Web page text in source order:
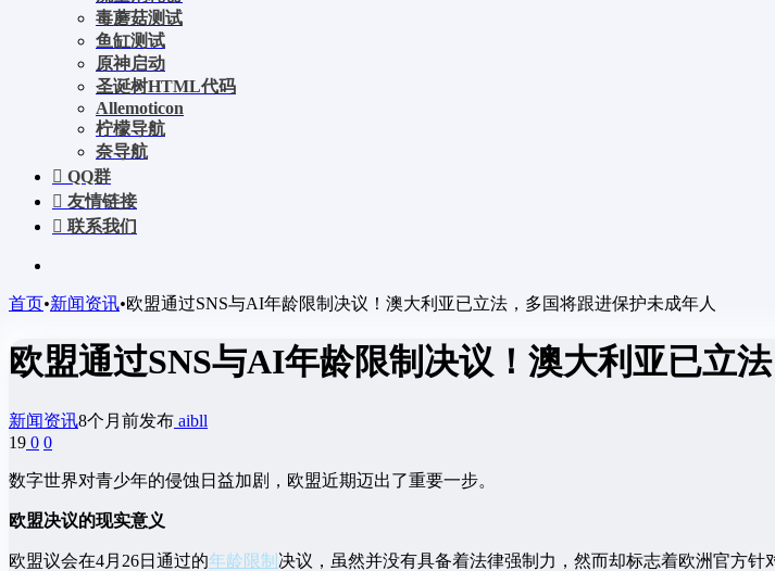
毒蘑菇测试
鱼缸测试
原神启动
圣诞树HTML代码
Allemoticon
柠檬导航
奈导航
QQ群
友情链接
联系我们
首页•新闻资讯•欧盟通过SNS与AI年龄限制决议！澳大利亚已立法，多国将跟进保护未成年人
欧盟通过SNS与AI年龄限制决议！澳大利亚已立
新闻资讯8个月前发布 aibll
19 0 0
数字世界对青少年的侵蚀日益加剧，欧盟近期迈出了重要一步。
欧盟决议的现实意义
欧盟议会在4月26日通过的年龄限制 决议，虽然并没有具备着法律强制力，然而却标志着欧洲官方